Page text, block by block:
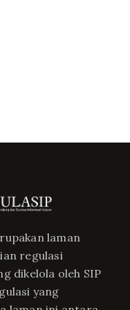
laman
regulasi
dikelola oleh SIP
yang